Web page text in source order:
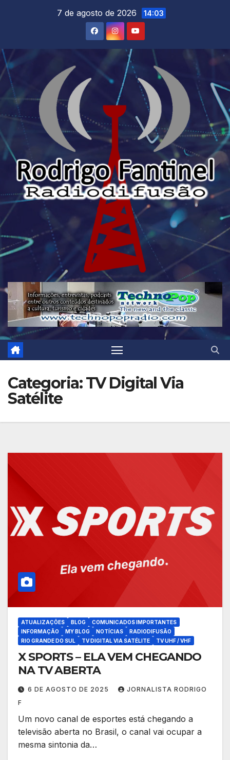
7 de agosto de 2026 14:03
Categoria:TV Digital Via
Satélite
ATUALIZAÇÕES BLOG
COMUNICADOS IMPORTANTES
INFORMAÇÃO
MY BLOG NOTÍCIAS
RADIODIFUSÃO
RIO GRANDE DO SUL
TV DIGITAL VIA SATÉLITE TV UHF / VHF
X SPORTS – ELA VEM CHEGANDO
NA TV ABERTA
6 DE AGOSTO DE 2025
JORNALISTA RODRIGO
F
Um novo canal de esportes está chegando a
televisão aberta no Brasil, o canal vai ocupar a
mesma sintonia da…